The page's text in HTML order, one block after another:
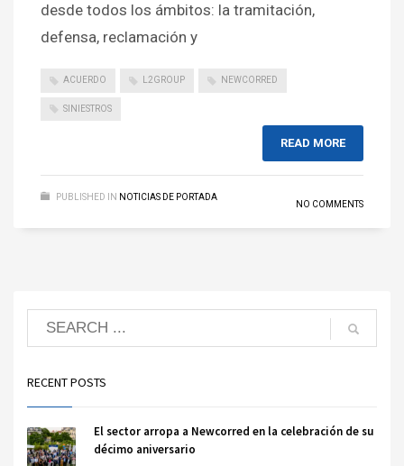
desde todos los ámbitos: la tramitación,
defensa, reclamación y
ACUERDO L2GROUP NEWCORRED
SINIESTROS
READ MORE
PUBLISHED IN NOTICIAS DE PORTADA
NO COMMENTS
RECENT POSTS
El sector arropa a Newcorred en la celebración de su
décimo aniversario